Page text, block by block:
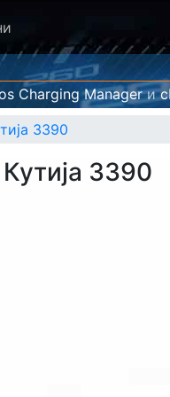
Charging Managerи
3390
3390